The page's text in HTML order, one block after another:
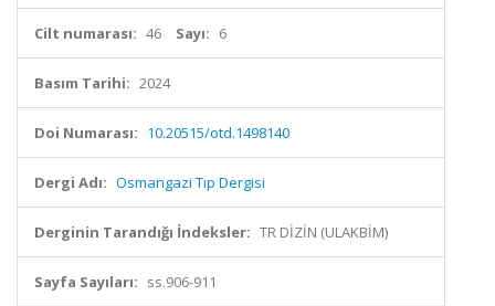
Cilt numarası: 46 Sayı: 6
Basım Tarihi: 2024
Doi Numarası: 10.20515/otd.1498140
Dergi Adı: Osmangazi Tıp Dergisi
Derginin Tarandığı İndeksler: TR DİZİN (ULAKBİM)
Sayfa Sayıları: ss.906-911